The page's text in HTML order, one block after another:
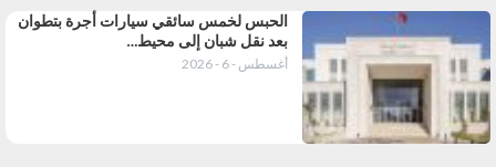
الحبس لخمس سائقي سيارات أجرة بتطوان
بعد نقل شبان إلى محيط…
أغسطس - 6 - 2026